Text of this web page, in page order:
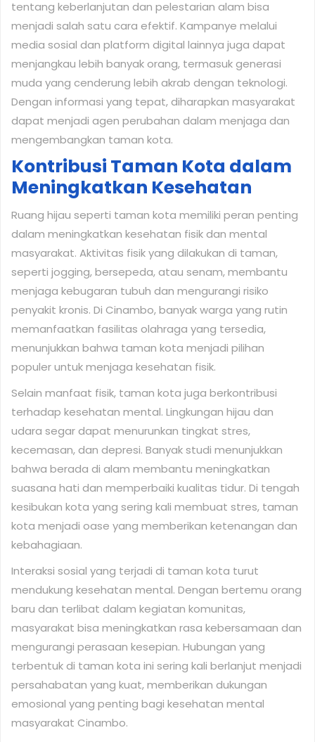
tentang keberlanjutan dan pelestarian alam bisa
menjadi salah satu cara efektif. Kampanye melalui
media sosial dan platform digital lainnya juga dapat
menjangkau lebih banyak orang, termasuk generasi
muda yang cenderung lebih akrab dengan teknologi.
Dengan informasi yang tepat, diharapkan masyarakat
dapat menjadi agen perubahan dalam menjaga dan
mengembangkan taman kota.
Kontribusi Taman Kota dalam
Meningkatkan Kesehatan
Ruang hijau seperti taman kota memiliki peran penting
dalam meningkatkan kesehatan fisik dan mental
masyarakat. Aktivitas fisik yang dilakukan di taman,
seperti jogging, bersepeda, atau senam, membantu
menjaga kebugaran tubuh dan mengurangi risiko
penyakit kronis. Di Cinambo, banyak warga yang rutin
memanfaatkan fasilitas olahraga yang tersedia,
menunjukkan bahwa taman kota menjadi pilihan
populer untuk menjaga kesehatan fisik.
Selain manfaat fisik, taman kota juga berkontribusi
terhadap kesehatan mental. Lingkungan hijau dan
udara segar dapat menurunkan tingkat stres,
kecemasan, dan depresi. Banyak studi menunjukkan
bahwa berada di alam membantu meningkatkan
suasana hati dan memperbaiki kualitas tidur. Di tengah
kesibukan kota yang sering kali membuat stres, taman
kota menjadi oase yang memberikan ketenangan dan
kebahagiaan.
Interaksi sosial yang terjadi di taman kota turut
mendukung kesehatan mental. Dengan bertemu orang
baru dan terlibat dalam kegiatan komunitas,
masyarakat bisa meningkatkan rasa kebersamaan dan
mengurangi perasaan kesepian. Hubungan yang
terbentuk di taman kota ini sering kali berlanjut menjadi
persahabatan yang kuat, memberikan dukungan
emosional yang penting bagi kesehatan mental
masyarakat Cinambo.